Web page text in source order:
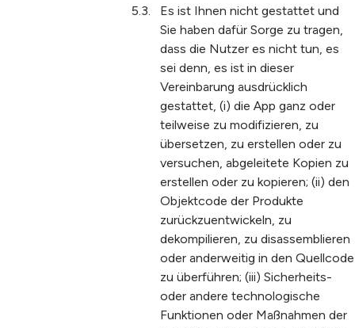
Es ist Ihnen nicht gestattet und
Sie haben dafür Sorge zu tragen,
dass die Nutzer es nicht tun, es
sei denn, es ist in dieser
Vereinbarung ausdrücklich
gestattet, (i) die App ganz oder
teilweise zu modifizieren, zu
übersetzen, zu erstellen oder zu
versuchen, abgeleitete Kopien zu
erstellen oder zu kopieren; (ii) den
Objektcode der Produkte
zurückzuentwickeln, zu
dekompilieren, zu disassemblieren
oder anderweitig in den Quellcode
zu überführen; (iii) Sicherheits-
oder andere technologische
Funktionen oder Maßnahmen der